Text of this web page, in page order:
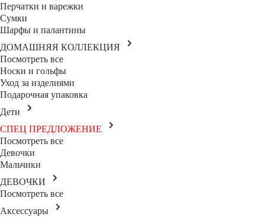
Перчатки и варежки
Сумки
Шарфы и палантины
ДОМАШНЯЯ КОЛЛЕКЦИЯ
Посмотреть все
Носки и гольфы
Уход за изделиями
Подарочная упаковка
Дети
СПЕЦ ПРЕДЛОЖЕНИЕ
Посмотреть все
Девочки
Мальчики
ДЕВОЧКИ
Посмотреть все
Аксессуары